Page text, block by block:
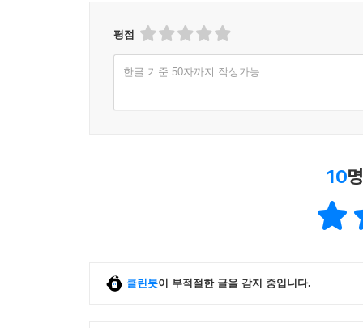
평점
한글 기준 50자까지 작성가능
10
클린봇이 부적절한 글을 감지 중입니다.